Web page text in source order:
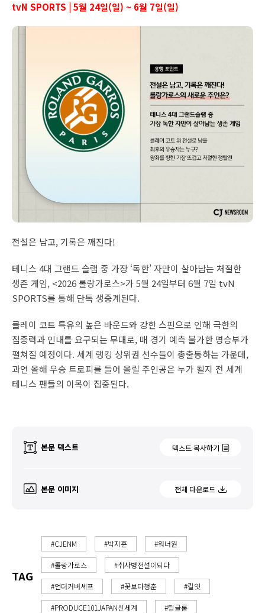
tvN SPORTS | 5월 24일(일) ~ 6월 7일(일)
전설은 남고, 기록은 깨진다!
테니스 4대 그랜드 슬램 중 가장 ‘독한’ 자만이 살아남는 처절한
생존 게임, <2026 롤랑가로스>가 5월 24일부터 6월 7일 tvN
SPORTS를 통해 단독 생중계된다.
클레이 코트 특유의 높은 바운드와 강한 스핀으로 인해 극한의
집중력과 인내를 요구되는 무대로, 매 경기 예측 불가한 명승부가
펼쳐질 예정이다. 세계 랭킹 상위권 선수들이 총출동하는 가운데,
과연 올해 우승 트로피를 들어 올릴 주인공은 누가 될지 전 세계
테니스 팬들의 이목이 집중된다.
본문 텍스트 텍스트 복사하기
본문 이미지 전체 다운로드
TAG
#CJENM #박지훈 #워너원
#롤랑가로스 #취사병전설이되다
#언더커버셰프 #꽃보다청춘 #킬잇
#PRODUCE101JAPAN신세계 #팅글룸